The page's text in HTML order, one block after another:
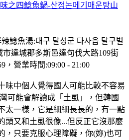
之四鯰魚鍋-산정논메기매운탕山
鯰魚湯:대구 달성군 다사읍 달구벌
市達城郡多斯邑達句伐大路109街
，營業時間:09:00 - 21:00
味中個人覺得國人可能比較不容易
可能會解讀成「土虱」，但韓國
太一樣，它是細細長長的，有一點
頭又和土虱很像...但反正它沒那麼
，只要克服心理障礙，你(妳)也可